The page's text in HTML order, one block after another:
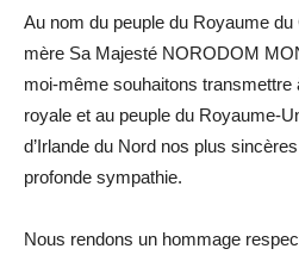
Au nom du peuple du Royaume
mère Sa Majesté NORODOM
moi-même souhaitons transmettre
royale et au peuple du Royaume-
d’Irlande du Nord nos plus
profonde sympathie.
Nous rendons un hommage